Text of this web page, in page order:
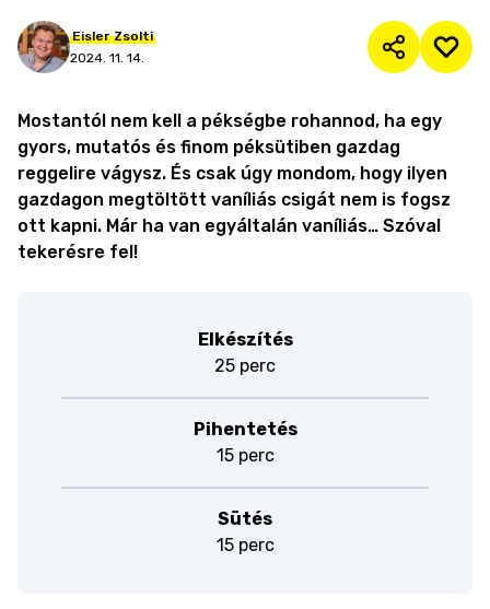
Eisler Zsolti
2024. 11. 14.
Mostantól nem kell a pékségbe rohannod, ha egy
gyors, mutatós és finom péksütiben gazdag
reggelire vágysz. És csak úgy mondom, hogy ilyen
gazdagon megtöltött vaníliás csigát nem is fogsz
ott kapni. Már ha van egyáltalán vaníliás… Szóval
tekerésre fel!
Elkészítés
25 perc
Pihentetés
15 perc
Sütés
15 perc